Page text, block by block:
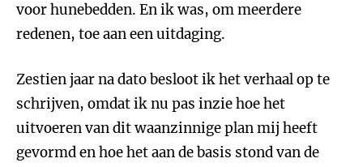
voor hunebedden. En ik was, om meerdere
redenen, toe aan een uitdaging.
Zestien jaar na dato besloot ik het verhaal op te
schrijven, omdat ik nu pas inzie hoe het
uitvoeren van dit waanzinnige plan mij heeft
gevormd en hoe het aan de basis stond van de